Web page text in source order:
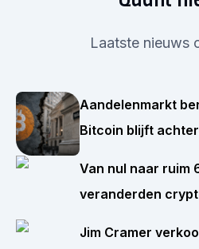
Laatste nieuws
Aandelenmarkt
Bitcoin blijft
Van nul naar ruim
veranderden
Jim Cramer